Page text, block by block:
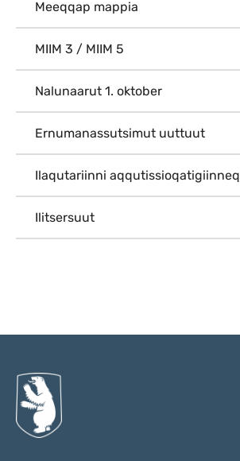
Meeqqap mappia
MIIM 3 / MIIM 5
Nalunaarut 1. oktober
Ernumanassutsimut uuttuut
Ilaqutariinni aqqutissioqatigiinneq
Ilitsersuut